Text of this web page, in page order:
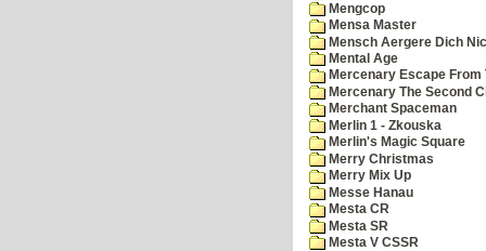
Mengcop
Mensa Master
Mensch Aergere Dich
Mental Age
Mercenary Escape From
Mercenary The Second
Merchant Spaceman
Merlin 1 - Zkouska
Merlin's Magic Square
Merry Christmas
Merry Mix Up
Messe Hanau
Mesta CR
Mesta SR
Mesta V CSSR